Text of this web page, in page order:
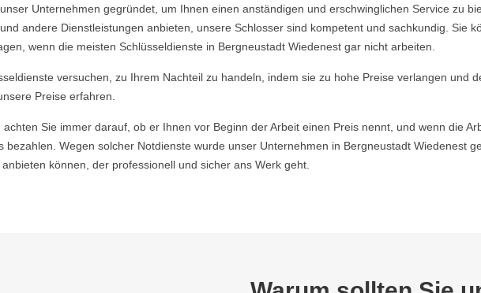
Unternehmen gegründet, um Ihnen einen anständigen und erschwinglichen Service zu
andere Dienstleistungen anbieten, unsere Schlosser sind kompetent und sachkundig. Sie
wenn die meisten Schlüsseldienste in Bergneustadt Wiedenest gar nicht arbeiten.
versuchen, zu Ihrem Nachteil zu handeln, indem sie zu hohe Preise verlangen und
Preise erfahren.
Sie immer darauf, ob er Ihnen vor Beginn der Arbeit einen Preis nennt, und wenn die
Wegen solcher Notdienste wurde unser Unternehmen in Bergneustadt Wiedenest
können, der professionell und sicher ans Werk geht.